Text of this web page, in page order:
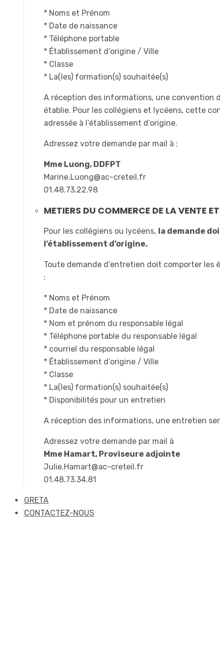
* Noms et Prénom
* Date de naissance
* Téléphone portable
* Établissement d’origine / Ville
* Classe
* La(les) formation(s) souhaitée(s)
A réception des informations, une convention
établie. Pour les collégiens et lycéens, cette
adressée à l’établissement d’origine.
Adressez votre demande par mail à :
Mme Luong, DDFPT
Marine.Luong@ac-creteil.fr
01.48.73.22.98
METIERS DU COMMERCE DE LA VENTE
Pour les collégiens ou lycéens, la demande
l’établissement d’origine.
Toute demande d’entretien doit comporter les
:
* Noms et Prénom
* Date de naissance
* Nom et prénom du responsable légal
* Téléphone portable du responsable légal
* courriel du responsable légal
* Établissement d’origine / Ville
* Classe
* La(les) formation(s) souhaitée(s)
* Disponibilités pour un entretien
A réception des informations, une entretien
Adressez votre demande par mail à
Mme Hamart, Proviseure adjointe
Julie.Hamart@ac-creteil.fr
01.48.73.34.81
GRETA
CONTACTEZ-NOUS